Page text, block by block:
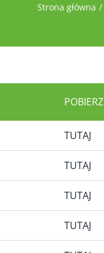
Strona główna
POBIERZ
TUTAJ
TUTAJ
TUTAJ
TUTAJ